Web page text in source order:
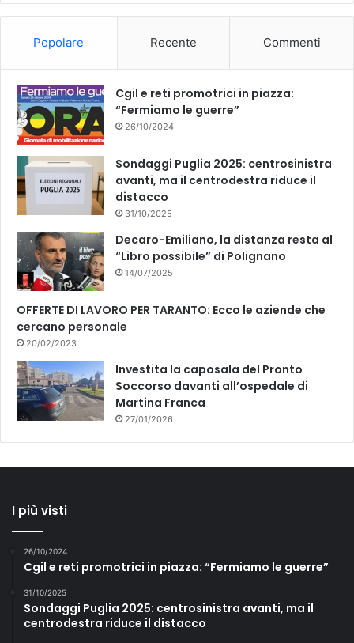
k
Popolare Recente Commenti
Cgil e reti promotrici in piazza:
“Fermiamo le guerre”
26/10/2024
Sondaggi Puglia 2025: centrosinistra
avanti, ma il centrodestra riduce il
distacco
31/10/2025
Decaro-Emiliano, la distanza resta al
“Libro possibile” di Polignano
14/07/2025
OFFERTE DI LAVORO PER TARANTO: Ecco le aziende che
cercano personale
20/02/2023
Investita la caposala del Pronto
Soccorso davanti all’ospedale di
Martina Franca
27/01/2026
I più visti
26/10/2024
Cgil e reti promotrici in piazza: “Fermiamo le guerre”
31/10/2025
Sondaggi Puglia 2025: centrosinistra avanti, ma il
centrodestra riduce il distacco